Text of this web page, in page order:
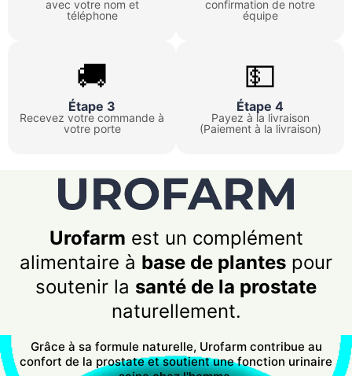
avec votre nom et
téléphone
confirmation de notre
équipe
🚚
Étape 3
Recevez votre commande à
votre porte
💵
Étape 4
Payez à la livraison
(Paiement à la livraison)
Urofarm est un complément
alimentaire à base de plantes pour
soutenir la santé de la prostate
naturellement.
Grâce à sa formule naturelle, Urofarm contribue au
confort de la prostate et soutient une fonction urinaire